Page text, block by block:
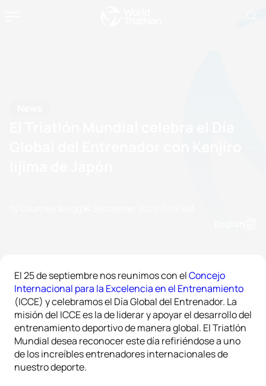
El 25 de septiembre nos reunimos con elConcejo
Internacional para la Excelencia en el Entrenamiento
(ICCE) y celebramos el Día Global del Entrenador. La
misión del ICCE es la de liderar y apoyar el desarrollo del
entrenamiento deportivo de manera global. El Triatlón
Mundial desea reconocer este día refiriéndose a uno
de los increíbles entrenadores internacionales de
nuestro deporte.